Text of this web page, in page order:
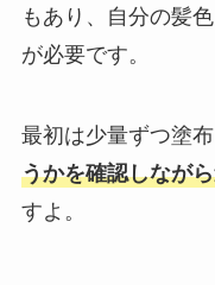
もあり、自分の髪
が必要です。
最初は少量ずつ塗布
うかを確認しなが
すよ。